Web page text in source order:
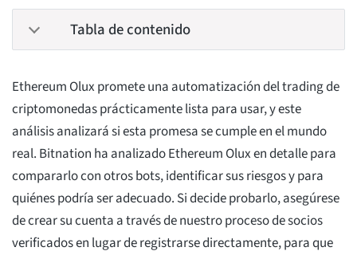
Tabla de contenido
Ethereum Olux promete una automatización del trading de
criptomonedas prácticamente lista para usar, y este
análisis analizará si esta promesa se cumple en el mundo
real. Bitnation ha analizado Ethereum Olux en detalle para
compararlo con otros bots, identificar sus riesgos y para
quiénes podría ser adecuado. Si decide probarlo, asegúrese
de crear su cuenta a través de nuestro proceso de socios
verificados en lugar de registrarse directamente, para que